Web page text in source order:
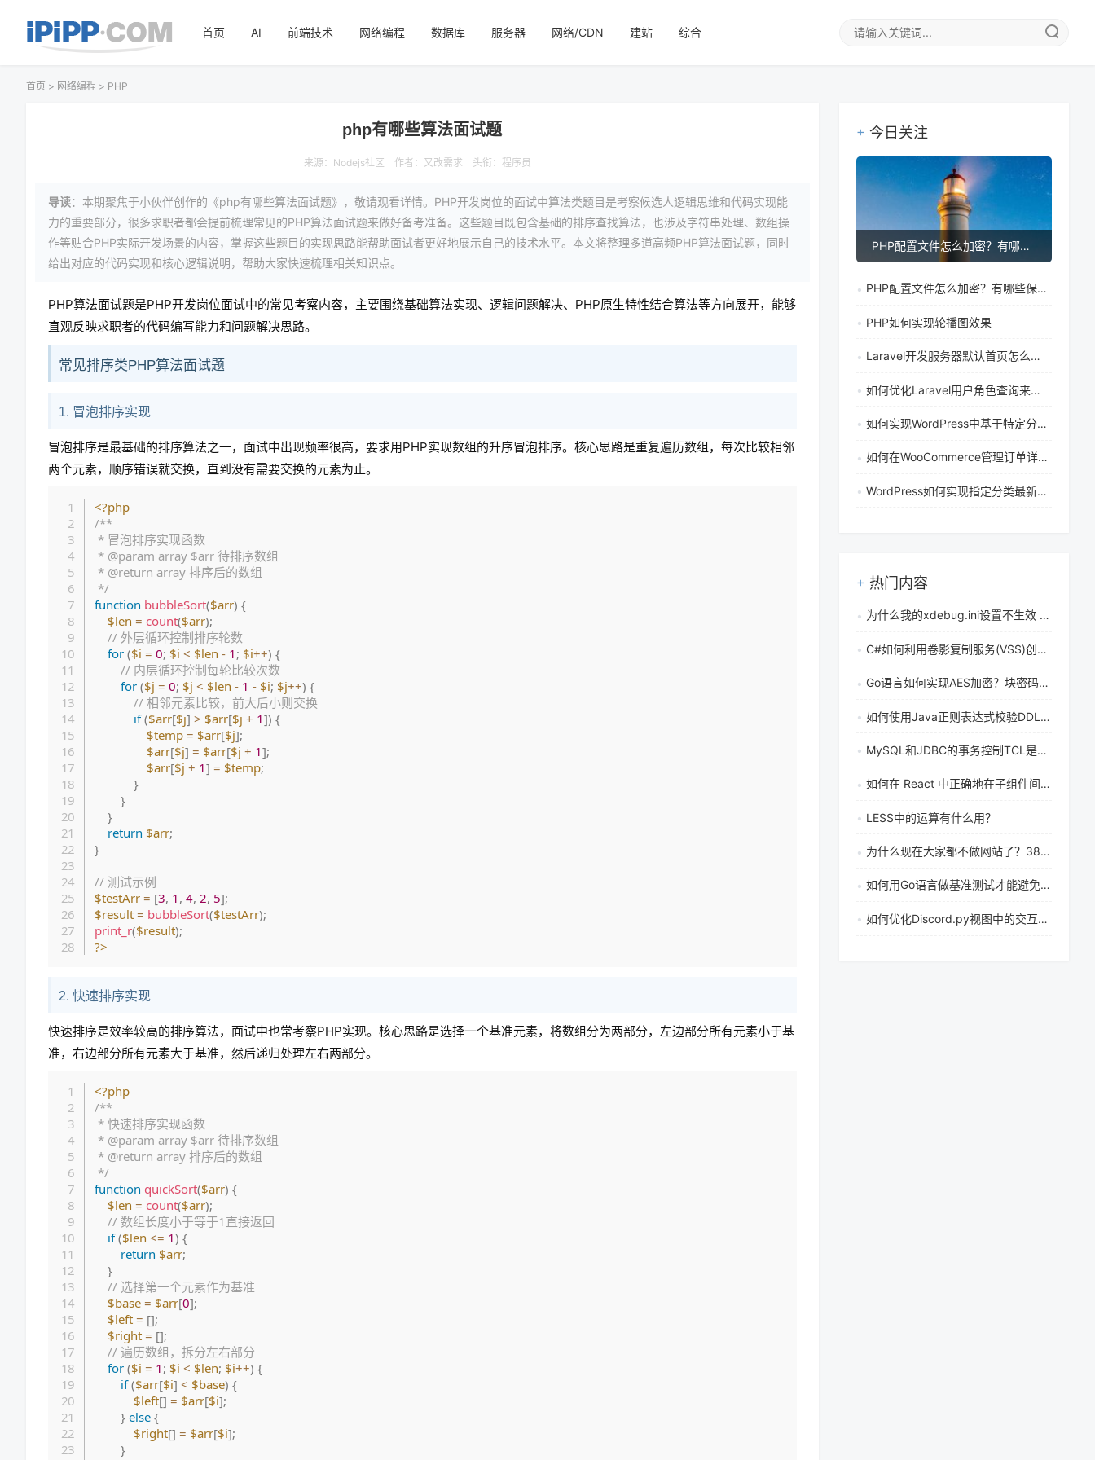
首页 AI 前端技术 网络编程 数据库 服务器 网络/CDN 建站 综合
首页 > 网络编程 > PHP
php有哪些算法面试题
来源： Nodejs社区 作者：又改需求 头衔：程序员
导读：本期聚焦于小伙伴创作的《php有哪些算法面试题》，敬请观看详情。PHP开发岗位的面试中算法类题目是考察候选人逻辑思维和代码实现能
力的重要部分，很多求职者都会提前梳理常见的PHP算法面试题来做好备考准备。这些题目既包含基础的排序查找算法，也涉及字符串处理、数组操
作等贴合PHP实际开发场景的内容，掌握这些题目的实现思路能帮助面试者更好地展示自己的技术水平。本文将整理多道高频PHP算法面试题，同时
给出对应的代码实现和核心逻辑说明，帮助大家快速梳理相关知识点。
PHP算法面试题是PHP开发岗位面试中的常见考察内容，主要围绕基础算法实现、逻辑问题解决、PHP原生特性结合算法等方向展开，能够
直观反映求职者的代码编写能力和问题解决思路。
常见排序类PHP算法面试题
1. 冒泡排序实现
冒泡排序是最基础的排序算法之一，面试中出现频率很高，要求用PHP实现数组的升序冒泡排序。核心思路是重复遍历数组，每次比较相邻
两个元素，顺序错误就交换，直到没有需要交换的元素为止。
<?php
/**
*/
function bubbleSort($arr) {
$len = count($arr);
// 外层循环控制排序轮数
for ($i = 0; $i < $len - 1 ; $i++) {
// 内层循环控制每轮比较次数
for ($j = 0; $j < $len - 1 - $i; $j++) {
// 相邻元素比较，前大后小则交换
if ($arr[$j] > $arr[$j + 1]) {
$temp = $arr[$j];
$arr[$j] = $arr[$j + 1];
$arr[$j + 1] = $temp;
}
}
}
return $arr;
}
// 测试示例
$testArr = [3, 1 , 4, 2, 5];
$result = bubbleSort($testArr);
print_r($result);
?>
2. 快速排序实现
快速排序是效率较高的排序算法，面试中也常考察PHP实现。核心思路是选择一个基准元素，将数组分为两部分，左边部分所有元素小于基
准，右边部分所有元素大于基准，然后递归处理左右两部分。
<?php
/**
*/
function quickSort($arr) {
$len = count($arr);
// 数组长度小于等于1直接返回
if ($len <= 1) {
return $arr;
}
// 选择第一个元素作为基准
$base = $arr[0];
$left = [];
$right = [];
// 遍历数组，拆分左右部分
for ($i = 1 ; $i < $len; $i++) {
if ($arr[$i] < $base) {
$left[] = $arr[$i];
} else {
$right[] = $arr[$i];
}
今日关注
PHP配置文件怎么加密？有哪些保护敏感信息的方法
PHP配置文件怎么加密？有哪些保护敏感信息的方法
PHP如何实现轮播图效果
Laravel开发服务器默认首页怎么配置
如何优化Laravel用户角色查询来消除重复数据库请求
如何实现WordPress中基于特定分类文章数量的条件内容展示
如何在WooCommerce管理订单详情页的订单项目中显示产品元数据
WordPress如何实现指定分类最新文章链接的动态按钮自动获取
热门内容
为什么我的xdebug.ini设置不生效 性能分析开启失败怎么排查
C#如何利用卷影复制服务(VSS)创建文件快照
Go语言如何实现AES加密？块密码原理与正确实践步骤详解
如何使用Java正则表达式校验DDL模式字符串格式是否正确
MySQL和JDBC的事务控制TCL是什么？如何实现事务管理？
如何在 React 中正确地在子组件间传递状态数据
LESS中的运算有什么用？
为什么现在大家都不做网站了？388万个网站背后藏着什么真相
如何用Go语言做基准测试才能避免常见陷阱并精确衡量代码性能
如何优化Discord.py视图中的交互检查逻辑